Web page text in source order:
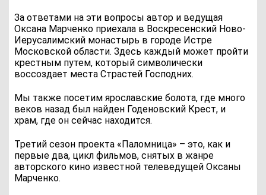
За ответами на эти вопросы автор и ведущая
Оксана Марченко приехала в Воскресенский Ново-
Иерусалимский монастырь в городе Истре
Московской области. Здесь каждый может пройти
крестным путем, который символически
воссоздает места Страстей Господних.
Мы также посетим ярославские болота, где много
веков назад был найден Годеновский Крест, и
храм, где он сейчас находится.
Третий сезон проекта «Паломница» – это, как и
первые два, цикл фильмов, снятых в жанре
авторского кино известной телеведущей Оксаны
Марченко.